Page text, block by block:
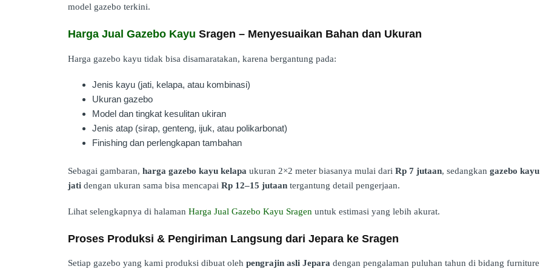
model gazebo terkini.
Harga Jual Gazebo Kayu Sragen – Menyesuaikan Bahan dan Ukuran
Harga gazebo kayu tidak bisa disamaratakan, karena bergantung pada:
Jenis kayu (jati, kelapa, atau kombinasi)
Ukuran gazebo
Model dan tingkat kesulitan ukiran
Jenis atap (sirap, genteng, ijuk, atau polikarbonat)
Finishing dan perlengkapan tambahan
Sebagai gambaran, harga gazebo kayu kelapa ukuran 2×2 meter biasanya mulai dari Rp 7 jutaan, sedangkan gazebo kayu
jati dengan ukuran sama bisa mencapai Rp 12–15 jutaan tergantung detail pengerjaan.
Lihat selengkapnya di halaman Harga Jual Gazebo Kayu Sragen untuk estimasi yang lebih akurat.
Proses Produksi & Pengiriman Langsung dari Jepara ke Sragen
Setiap gazebo yang kami produksi dibuat oleh pengrajin asli Jepara dengan pengalaman puluhan tahun di bidang furniture